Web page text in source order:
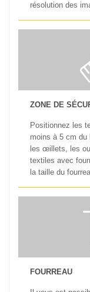
résolution des
ZONE DE
Positionnez les
moins à 5 cm du
les œillets, les
textiles avec
la taille du
FOURREAU